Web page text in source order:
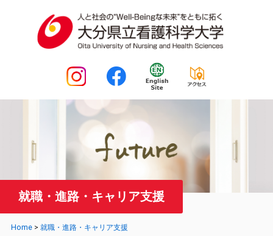
就職・進路・キャリア支援
Home > 就職・進路・キャリア支援